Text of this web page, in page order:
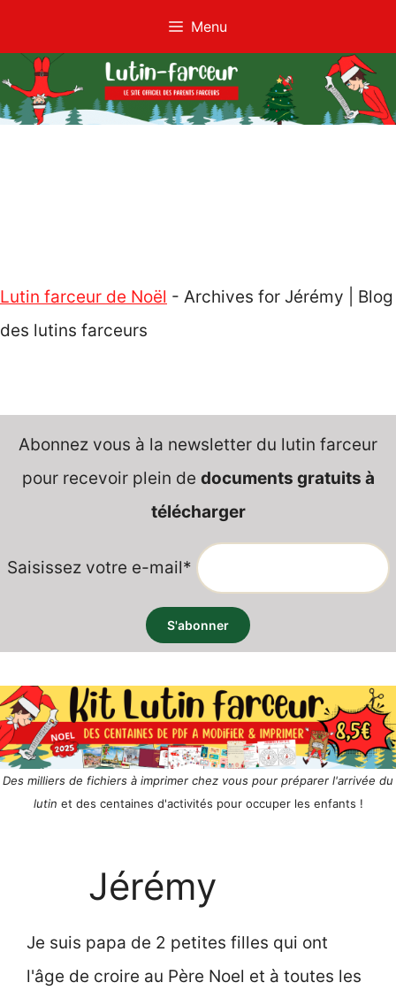
au
contenu
Menu
Lutin farceur de Noël - Archives for Jérémy | Blog
des lutins farceurs
Abonnez vous à la newsletter du lutin farceur
pour recevoir plein de documents gratuits à
télécharger
Saisissez votre e-mail*
Des milliers de fichiers à imprimer chez vous pour préparer l'arrivée du
lutin et des centaines d'activités pour occuper les enfants !
Jérémy
Je suis papa de 2 petites filles qui ont
l'âge de croire au Père Noel et à toutes les